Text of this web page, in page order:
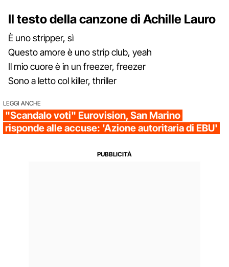
Il testo della canzone di Achille Lauro
È uno stripper, sì
Questo amore è uno strip club, yeah
Il mio cuore è in un freezer, freezer
Sono a letto col killer, thriller
LEGGI ANCHE
"Scandalo voti" Eurovision, San Marino
risponde alle accuse: 'Azione autoritaria di EBU'